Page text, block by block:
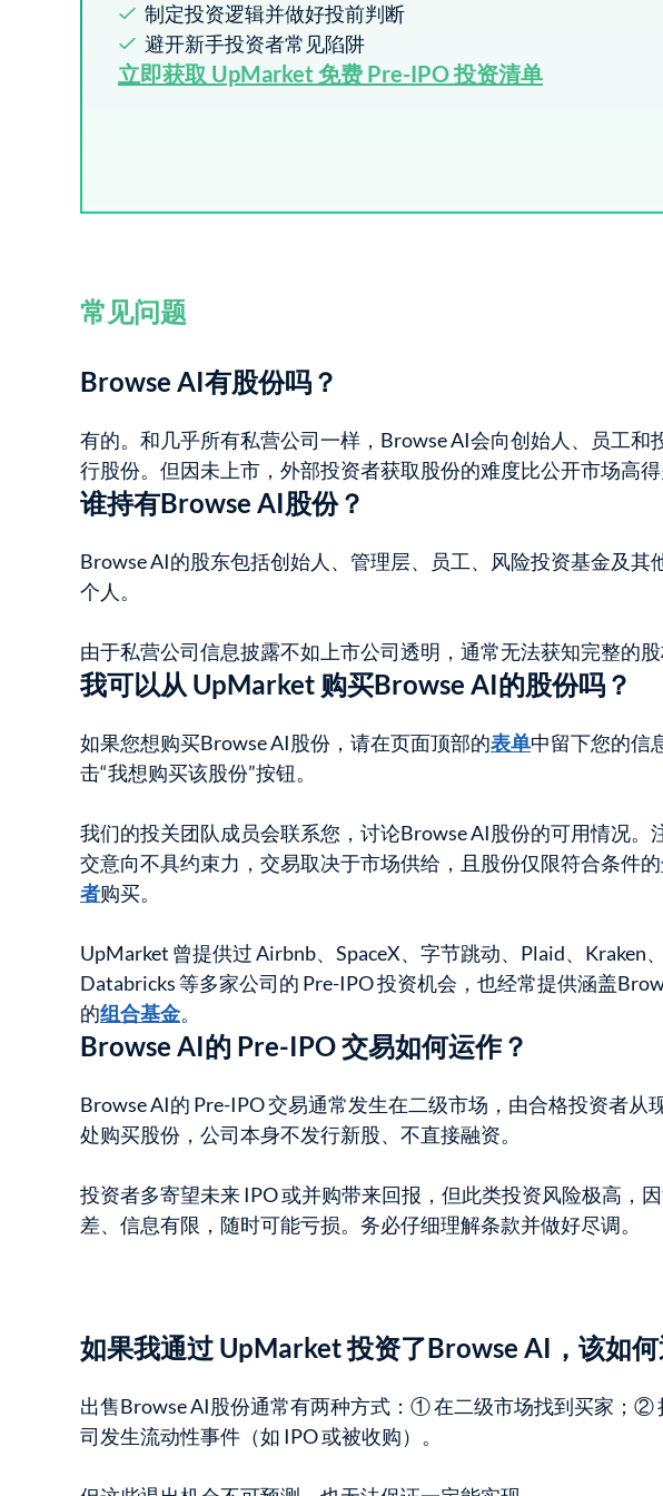
制定投资逻辑并做好投前判断
避开新手投资者常见陷阱
立即获取 UpMarket 免费 Pre-IPO 投资清单​
常见问题
Browse AI有股份吗？
有的。和几乎所有私营公司一样，Browse AI会向创始人、员工和
行股份。但因未上市，外部投资者获取股份的难度比公开市场高得
谁持有Browse AI股份？
Browse AI的股东包括创始人、管理层、员工、风险投资基金及其
个人。
由于私营公司信息披露不如上市公司透明，通常无法获知完整的股
我可以从 UpMarket 购买Browse AI的股份吗？
如果您想购买Browse AI股份，请在页面顶部的表单中留下您的信
击“我想购买该股份”按钮。
我们的投关团队成员会联系您，讨论Browse AI股份的可用情况。
交意向不具约束力，交易取决于市场供给，且股份仅限符合条件的
者购买。
UpMarket 曾提供过 Airbnb、SpaceX、字节跳动、Plaid、Kraken、
Databricks 等多家公司的 Pre-IPO 投资机会，也经常提供涵盖
的组合基金。
Browse AI的 Pre-IPO 交易如何运作？
Browse AI的 Pre-IPO 交易通常发生在二级市场，由合格投资者从
处购买股份，公司本身不发行新股、不直接融资。
投资者多寄望未来 IPO 或并购带来回报，但此类投资风险极高，
差、信息有限，随时可能亏损。务必仔细理解条款并做好尽调。
如果我通过 UpMarket 投资了Browse AI，该如何
出售Browse AI股份通常有两种方式：① 在二级市场找到买家；②
司发生流动性事件（如 IPO 或被收购）。